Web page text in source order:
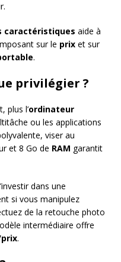
caractéristiques aide à
sur le prix et sur
.
privilégier ?
plus l’ordinateur
ou les applications
viser au
et 8 Go de RAM garantit
dans une
si vous manipulez
de la retouche photo
intermédiaire offre
.